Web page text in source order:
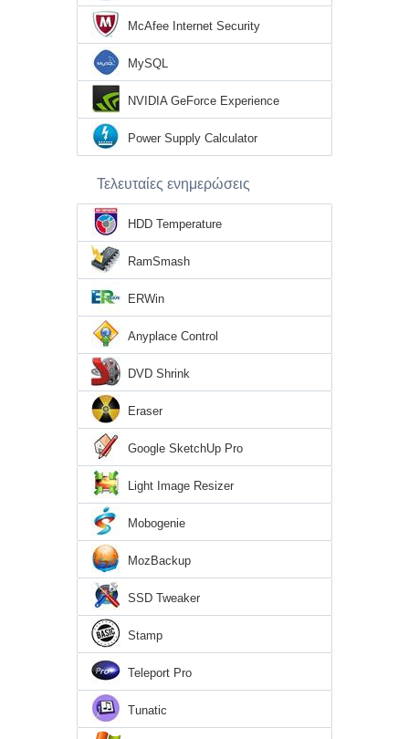
McAfee Internet Security
MySQL
NVIDIA GeForce Experience
Power Supply Calculator
Τελευταίες ενημερώσεις
HDD Temperature
RamSmash
ERWin
Anyplace Control
DVD Shrink
Eraser
Google SketchUp Pro
Light Image Resizer
Mobogenie
MozBackup
SSD Tweaker
Stamp
Teleport Pro
Tunatic